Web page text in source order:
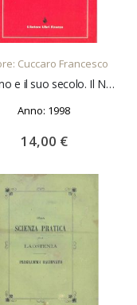
AGGIUNGI AL CARRELLO
Cuccaro Francesco
L' uomo e il suo secolo. Il Novecento nell'indagine filosofica
Anno: 1998
14,00 €